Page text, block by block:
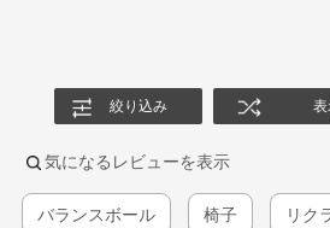
絞り込み
気になるレビューを表示
バランスボール 椅子 リク